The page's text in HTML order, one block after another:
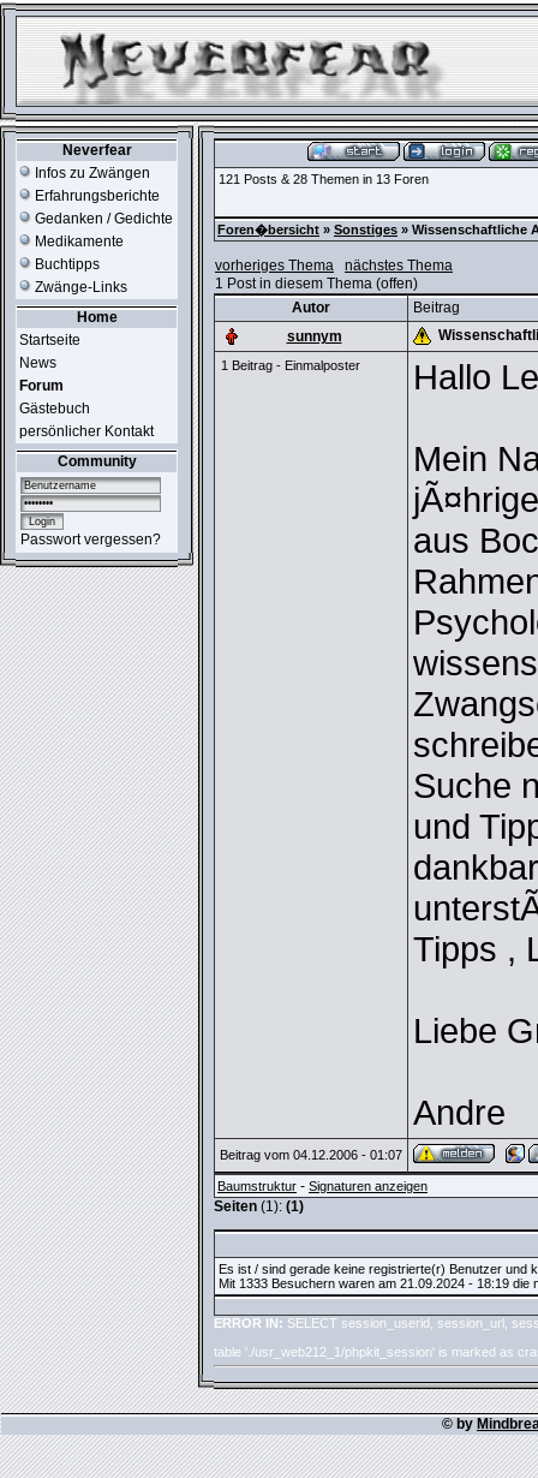
Neverfear
Infos zu Zwängen
Erfahrungsberichte
Gedanken / Gedichte
Medikamente
Buchtipps
Zwänge-Links
Home
Startseite
News
Forum
Gästebuch
persönlicher Kontakt
Community
Passwort vergessen?
121 Posts & 28 Themen in 13 Foren
Foren�bersicht » Sonstiges » Wissenschaftliche
vorheriges Thema
nächstes Thema
1 Post in diesem Thema (offen)
Autor
Beitrag
sunnym
1 Beitrag - Einmalposter Hallo
Mein
aus
Suche
und
Tipps ,
Liebe
Andre
Beitrag vom 04.12.2006 - 01:07
Baumstruktur - Signaturen anzeigen
Seiten (1): (1)
Es ist / sind gerade keine registrierte(r) Benutzer und
Mit 1333 Besuchern waren am 21.09.2024 - 18:19 die
ERROR IN: SELECT session_userid, session_url,
table './usr_web212_1/phpkit_session' is marked as
© by